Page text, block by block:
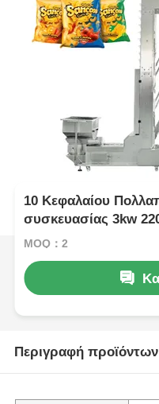
10 Κεφαλαίου
συσκευασίας 3kw
λεπτο
MOQ：2
Περιγραφή προϊόντων